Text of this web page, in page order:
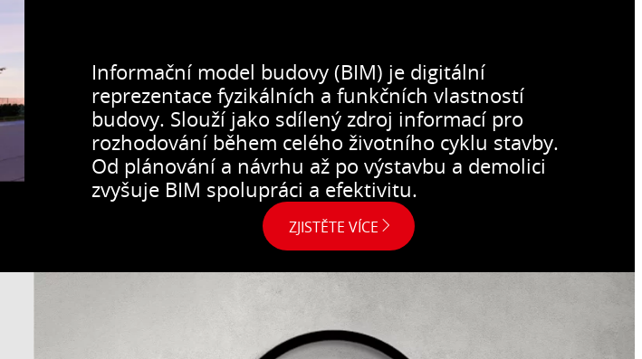
pro aplikaci na fasády a
v interiérech budov.
Informační model budovy (BIM) je digitální
reprezentace fyzikálních a funkčních vlastností
budovy. Slouží jako sdílený zdroj informací pro
rozhodování během celého životního cyklu stavby.
Od plánování a návrhu až po výstavbu a demolici
zvyšuje BIM spolupráci a efektivitu.
ZJISTĚTE VÍCE